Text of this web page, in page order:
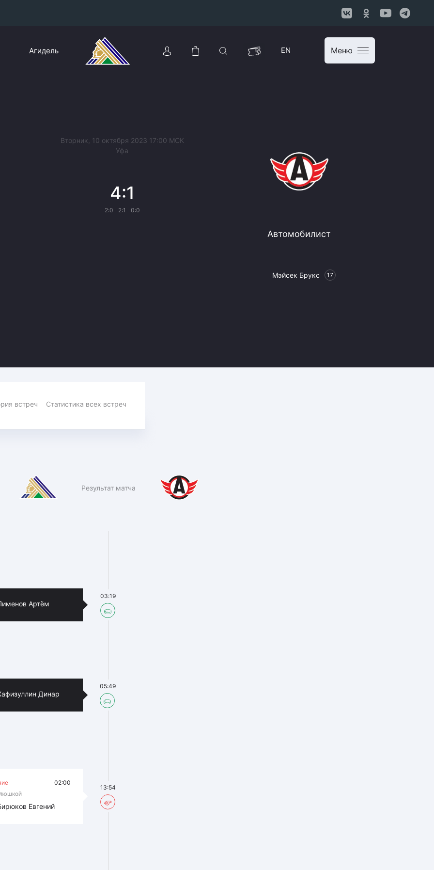
Конференция «Восток»
Агидель EN Меню
Вторник, 10 октября 2023 17:00 МСК
Уфа
4:1
2:0 2:1 0:0
Автомобилист
Мэйсек Брукс 17
встреч Статистика всех встреч
Результат матча
Артём
03:19
Динар
05:49
02:00
Евгений
13:54